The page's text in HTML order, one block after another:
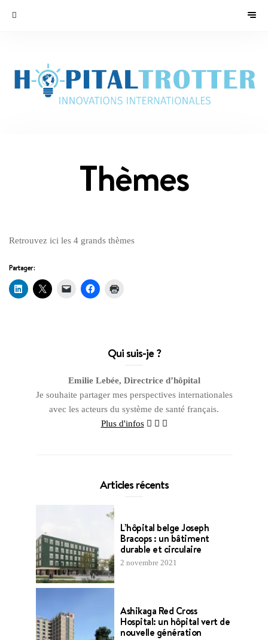
Thèmes
Retrouvez ici les 4 grands thèmes
Partager :
Qui suis-je ?
Emilie Lebée, Directrice d’hôpital
Je souhaite partager mes perspectives internationales
avec les acteurs du système de santé français.
Plus d'infos
Articles récents
L’hôpital belge Joseph
Bracops : un bâtiment
durable et circulaire
2 novembre 2021
Ashikaga Red Cross
Hospital: un hôpital vert de
nouvelle génération